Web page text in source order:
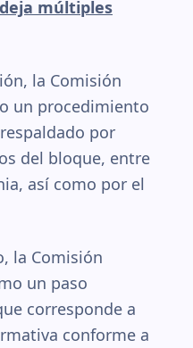
múltiples
la Comisión
un procedimiento
por
del bloque, entre
así como por el
la Comisión
un paso
corresponde a
conforme a